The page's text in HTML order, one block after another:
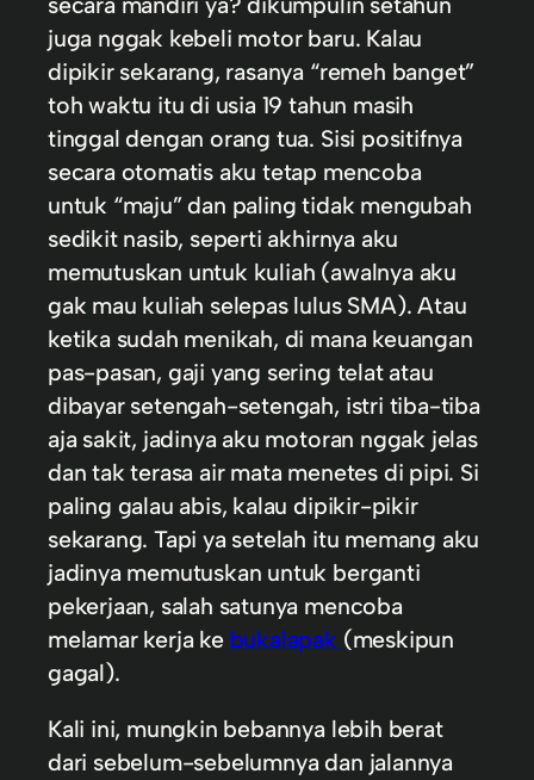
juga nggak kebeli motor baru. Kalau
dipikir sekarang, rasanya “remeh banget”
toh waktu itu di usia 19 tahun masih
tinggal dengan orang tua. Sisi positifnya
secara otomatis aku tetap mencoba
untuk “maju” dan paling tidak mengubah
sedikit nasib, seperti akhirnya aku
memutuskan untuk kuliah (awalnya aku
gak mau kuliah selepas lulus SMA). Atau
ketika sudah menikah, di mana keuangan
pas-pasan, gaji yang sering telat atau
dibayar setengah-setengah, istri tiba-tiba
aja sakit, jadinya aku motoran nggak jelas
dan tak terasa air mata menetes di pipi. Si
paling galau abis, kalau dipikir-pikir
sekarang. Tapi ya setelah itu memang aku
jadinya memutuskan untuk berganti
pekerjaan, salah satunya mencoba
melamar kerja ke bukalapak (meskipun
gagal).
Kali ini, mungkin bebannya lebih berat
dari sebelum-sebelumnya dan jalannya